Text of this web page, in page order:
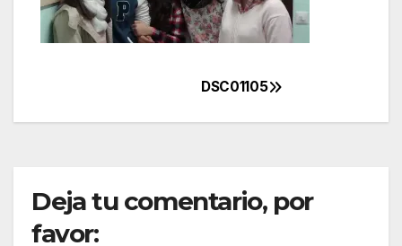
de
DSC01105
Deja tu comentario, por
favor: